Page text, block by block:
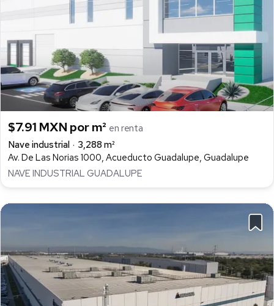
$7.91 MXN por m² en renta
Nave industrial
3,288 m²
Av. De Las Norias 1000, Acueducto Guadalupe, Guadalupe
NAVE INDUSTRIAL GUADALUPE